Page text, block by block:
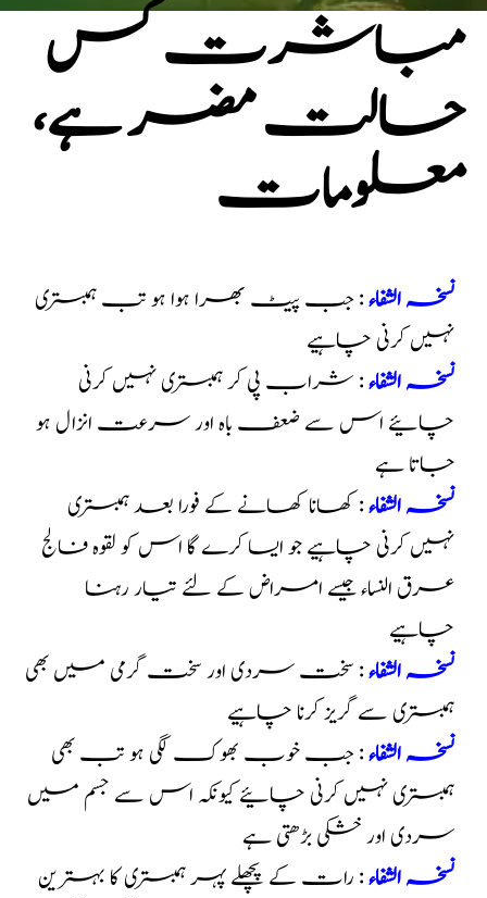
مباشرت کس
حالت مضر ہے،
معلومات
نسخہ الشفاء:جب پیٹ بھرا ہوا ہو تب ہمبستری
نہیں کرنی چاہیے
نسخہ الشفاء:شراب پی کر ہمبستری نہیں کرنی
چائیے اس سے ضعف باہ اور سرعت انزال ہو
جاتا ہے
نسخہ الشفاء: کھانا کھانے کے فورا بعد ہمبستری
نہیں کرنی چاہیے جو ایسا کرے گا اس کو لقوہ فالج
عرق النساء جیسے امراض کے لئے تیار رہنا
چاہیے
نسخہ الشفاء:سخت سردی اور سخت گرمی میں بھی
ہمبستری سے گریز کرنا چاہیے
نسخہ الشفاء:جب خوب بھوک لگی ہو تب بھی
ہمبستری نہیں کرنی چائیے کیونکہ اس سے جسم میں
سردی اور خشکی بڑھتی ہے
نسخہ الشفاء:رات کے پچھلے پہر ہمبستری کا بہترین